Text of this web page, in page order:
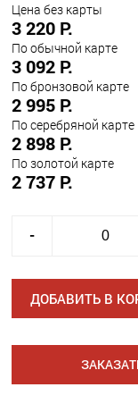
Цена без карты
3 220 Р.
По обычной карте
3 092 Р.
По бронзовой карте
2 995 Р.
По серебряной карте
2 898 Р.
По золотой карте
2 737 Р.
-
ДОБАВИТЬ В